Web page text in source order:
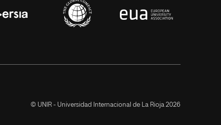
© UNIR - Universidad Internacional de La Rioja 2026